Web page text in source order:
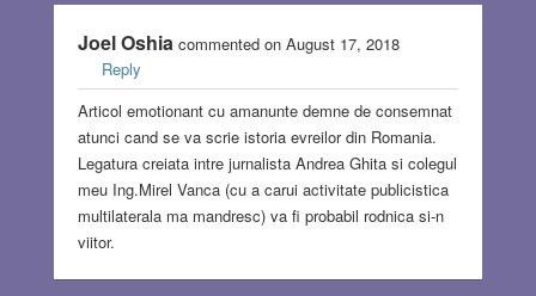
Joel Oshia commented on August 17, 2018
Reply
Articol emotionant cu amanunte demne de consemnat
atunci cand se va scrie istoria evreilor din Romania.
Legatura creiata intre jurnalista Andrea Ghita si colegul
meu Ing.Mirel Vanca (cu a carui activitate publicistica
multilaterala ma mandresc) va fi probabil rodnica si-n
viitor.